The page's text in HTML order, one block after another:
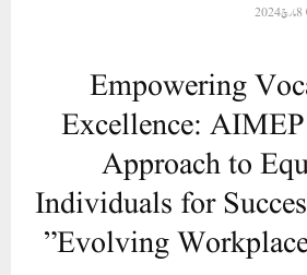
8 مارچ 2024
“Empowering
Excellence:
Approach to
Individuals for
Evolving Workplace